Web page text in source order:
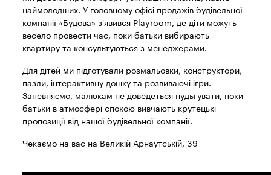
наймолодших. У головному офісі продажів будівельної
компанії «Будова» з'явився Playroom, де діти можуть
весело провести час, поки батьки вибирають
квартиру та консультуються з менеджерами.
Для дітей ми підготували розмальовки, конструктори,
пазли, інтерактивну дошку та розвиваючі ігри.
Запевняємо, малюкам не доведеться нудьгувати, поки
батьки в атмосфері спокою вивчають крутецькі
пропозиції від нашої будівельної компанії.
Чекаємо на вас на Великій Арнаутській, 39